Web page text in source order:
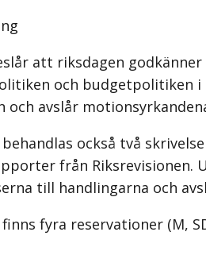
att riksdagen
och budgetpolitiken i
avslår
också två
från
till handlingarna och
fyra reservationer (M,